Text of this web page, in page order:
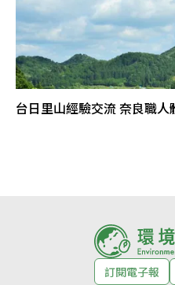
台日里山經驗交流 奈良職
訂閱電子報